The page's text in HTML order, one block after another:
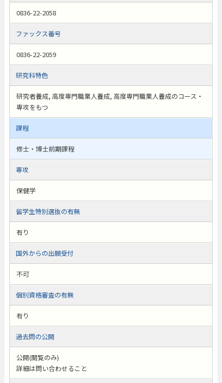
0836-22-2058
ファックス番号
0836-22-2059
研究科特色
研究者養成, 高度専門職業人養成, 高度専門職業人養成のコース・
専攻をもつ
課程
修士・博士前期課程
専攻
保健学
留学生特別選抜の有無
有り
国外からの出願受付
不可
個別資格審査の有無
有り
過去問の公開
公開(閲覧のみ)
詳細は問い合わせること